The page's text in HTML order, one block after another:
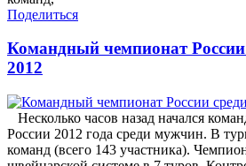
Поделиться
Командный чемпионат
2012
Несколько часов назад начался
России 2012 года среди мужчин. В
команд (всего 143 участника).